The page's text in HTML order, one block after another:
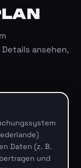
ansehen,
Daten (z. B.
und